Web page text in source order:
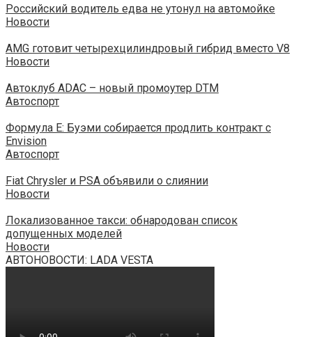
Российский водитель едва не утонул на автомойке
Новости
AMG готовит четырехцилиндровый гибрид вместо V8
Новости
Автоклуб ADAC – новый промоутер DTM
Автоспорт
Формула E: Буэми собирается продлить контракт с
Envision
Автоспорт
Fiat Chrysler и PSA объявили о слиянии
Новости
Локализованное такси: обнародован список
допущенных моделей
Новости
АВТОНОВОСТИ: LADA VESTA